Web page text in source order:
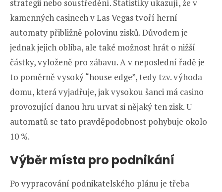
strategii nebo soustředění. Statistiky ukazují, že v
kamenných casinech v Las Vegas tvoří herní
automaty přibližně polovinu zisků. Důvodem je
jednak jejich obliba, ale také možnost hrát o nižší
částky, vyloženě pro zábavu. A v neposlední řadě je
to poměrně vysoký “house edge”, tedy tzv. výhoda
domu, která vyjadřuje, jak vysokou šanci má casino
provozující danou hru urvat si nějaký ten zisk. U
automatů se tato pravděpodobnost pohybuje okolo
10 %.
Výběr místa pro podnikání
Po vypracování podnikatelského plánu je třeba